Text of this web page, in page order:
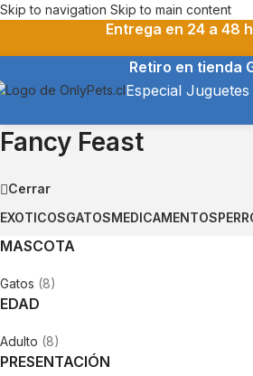
Skip to navigation Skip to main content
Entrega en 24 a 48
Retiro en tienda
Especial Juguetes
Fancy Feast
Cerrar
EXOTICOSGATOSMEDICAMENTOS
MASCOTA
Gatos (8)
EDAD
Adulto (8)
PRESENTACIÓN